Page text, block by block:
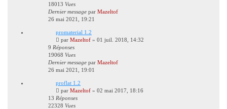
18013 Vues
Dernier message par Mazeltof
26 mai 2021, 19:21
promaterial 1.2
par Mazeltof » 01 juil. 2018, 14:32
9 Réponses
19068 Vues
Dernier message par Mazeltof
26 mai 2021, 19:01
proflat 1.2
par Mazeltof » 02 mai 2017, 18:16
13 Réponses
22328 Vues